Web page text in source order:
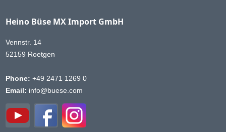
Heino Büse MX Import GmbH
Vennstr. 14
52159 Roetgen
Phone: +49 2471 1269 0
Email: info@buese.com